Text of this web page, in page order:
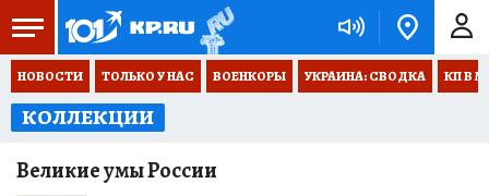
НОВОСТИ ТОЛЬКО У НАС ВОЕНКОРЫ УКРАИНА: СВОДКА КП В
КОЛЛЕКЦИИ
Великие умы России